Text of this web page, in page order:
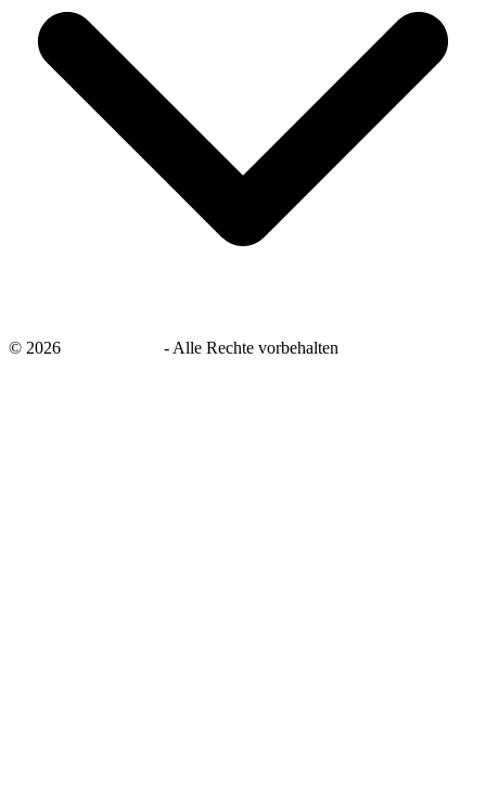
© 2026 - Alle Rechte vorbehalten